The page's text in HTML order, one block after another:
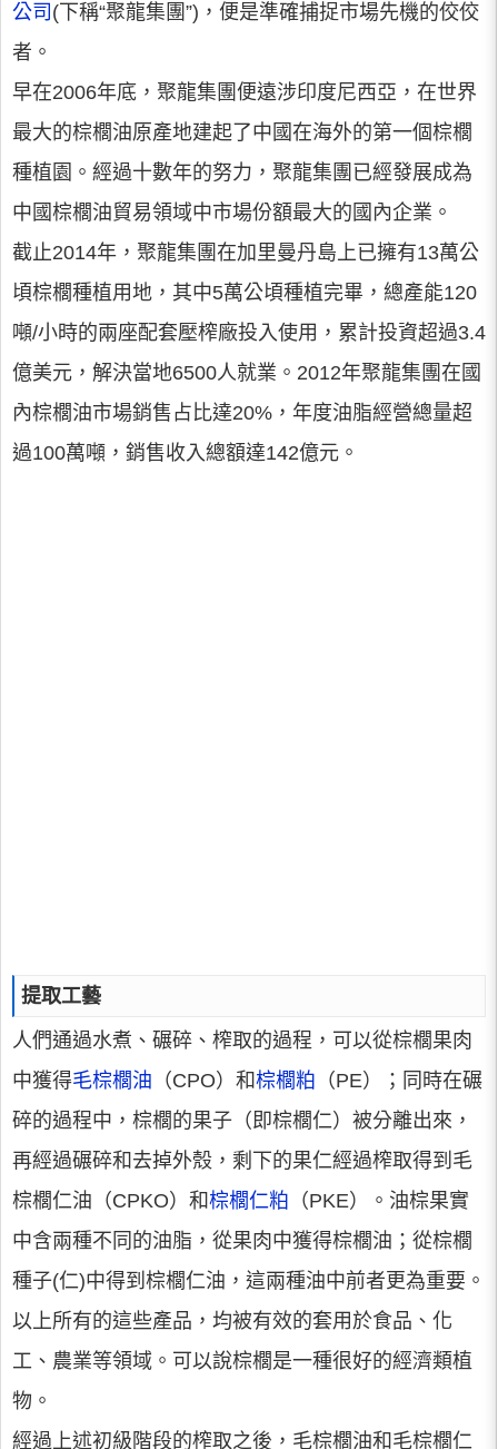
公司 (下稱“聚龍集團”)，便是準確捕捉市場先機的佼佼
者。
早在2006年底，聚龍集團便遠涉印度尼西亞，在世界
最大的棕櫚油原產地建起了中國在海外的第一個棕櫚
種植園。經過十數年的努力，聚龍集團已經發展成為
中國棕櫚油貿易領域中市場份額最大的國內企業。
截止2014年，聚龍集團在加里曼丹島上已擁有13萬公
頃棕櫚種植用地，其中5萬公頃種植完畢，總產能120
噸/小時的兩座配套壓榨廠投入使用，累計投資超過3.4
億美元，解決當地6500人就業。2012年聚龍集團在國
內棕櫚油市場銷售占比達20%，年度油脂經營總量超
過100萬噸，銷售收入總額達142億元。
提取工藝
人們通過水煮、碾碎、榨取的過程，可以從棕櫚果肉
中獲得毛棕櫚油 （CPO）和棕櫚粕 （PE）；同時在碾
碎的過程中，棕櫚的果子（即棕櫚仁）被分離出來，
再經過碾碎和去掉外殼，剩下的果仁經過榨取得到毛
棕櫚仁油（CPKO）和棕櫚仁粕 （PKE）。油棕果實
中含兩種不同的油脂，從果肉中獲得棕櫚油；從棕櫚
種子(仁)中得到棕櫚仁油，這兩種油中前者更為重要。
以上所有的這些產品，均被有效的套用於食品、化
工、農業等領域。可以說棕櫚是一種很好的經濟類植
物。
經過上述初級階段的榨取之後，毛棕櫚油和毛棕櫚仁